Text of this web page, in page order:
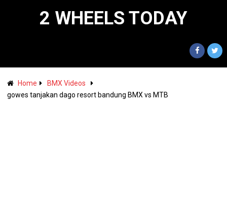
2 WHEELS TODAY
Home
BMX Videos
gowes tanjakan dago resort bandung BMX vs MTB